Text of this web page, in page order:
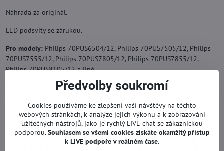
Náhrada za originál.
LED podsvity se zárukou.
Pro modely: Philips 70PUS6504/12, Philips 70PUS7505/12, Philips
70PUS7555/12, Philips 70PUS7805/12, Philips 70PUS7855/12,
Philips 70PUS8105/12 a jiné.
TPT700U2-PV3D.Q S01F, TPV700B5-U2T01.D S01C,
Předvolby soukromí
Cookies používáme ke zlepšení vaší návštěvy na těchto
webových stránkách, k analýze jejich výkonu a k zobrazování
užitečných nástrojů, jako je rychlý LIVE chat se zákaznickou
podporou.Souhlasem se všemi cookies získáte okamžitý přístup
k LIVE podpoře v reálném čase.